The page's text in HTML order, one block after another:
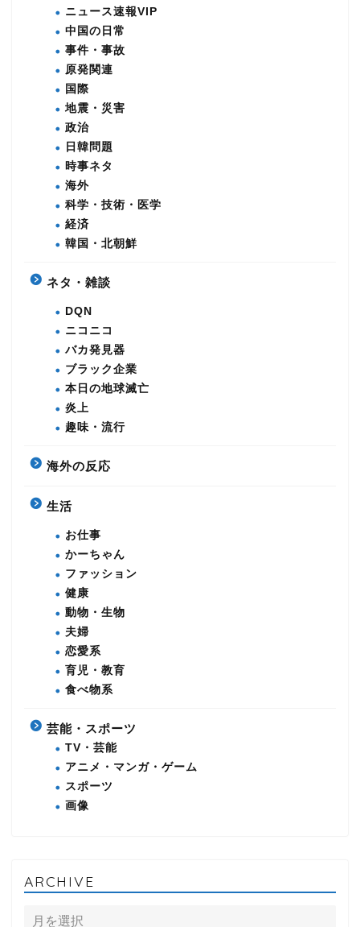
ニュース速報VIP
中国の日常
事件・事故
原発関連
国際
地震・災害
政治
日韓問題
時事ネタ
海外
科学・技術・医学
経済
韓国・北朝鮮
ネタ・雑談
DQN
ニコニコ
バカ発見器
ブラック企業
本日の地球滅亡
炎上
趣味・流行
海外の反応
生活
お仕事
かーちゃん
ファッション
健康
動物・生物
夫婦
恋愛系
育児・教育
食べ物系
芸能・スポーツ
TV・芸能
アニメ・マンガ・ゲーム
スポーツ
画像
ARCHIVE